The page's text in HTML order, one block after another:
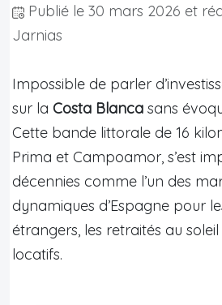
Publié le 30 mars 2026 et
Jarnias
Impossible de parler
sur la Costa Blanca sans
Cette bande littorale de 16
Prima et Campoamor, s’est
décennies comme l’un des
dynamiques d’Espagne pour
étrangers, les retraités au
locatifs.